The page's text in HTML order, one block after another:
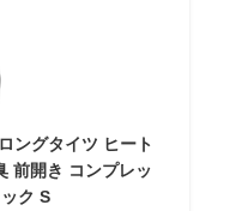
ングタイツ ヒート
前開き コンプレッ
ク S